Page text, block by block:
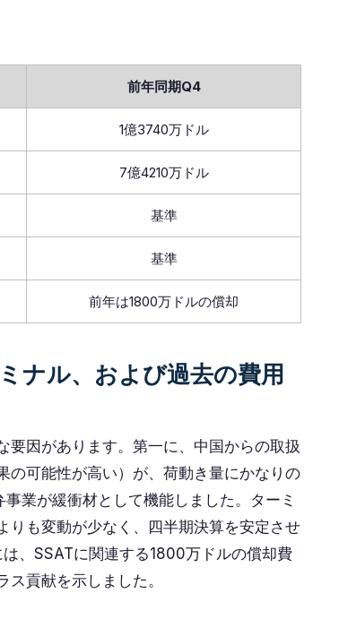
前年同期Q4
1億3740万ドル
7億4210万ドル
基準
基準
前年は1800万ドルの償却
ナル、および過去の費用
因があります。第一に、中国からの取扱
の可能性が高い）が、荷動き量にかなりの
事業が緩衝材として機能しました。ターミ
りも変動が少なく、四半期決算を安定させ
、SSATに関連する1800万ドルの償却費
貢献を示しました。